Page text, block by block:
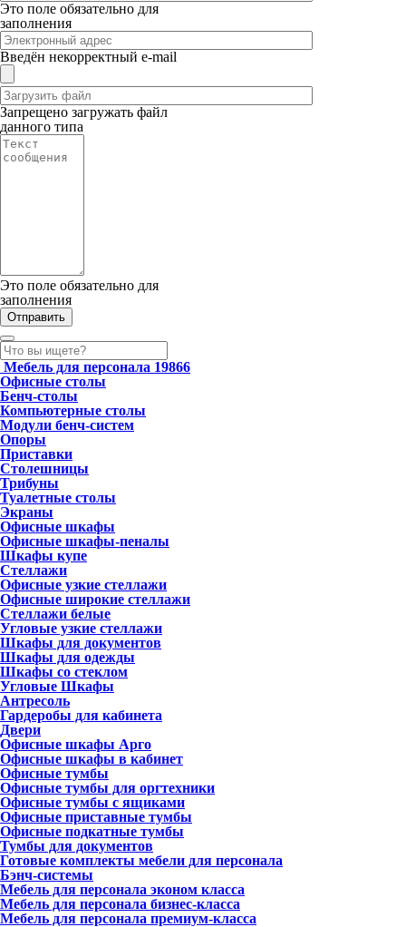
Это поле обязательно для
заполнения
Введён некорректный e-mail
Запрещено загружать файл
данного типа
Это поле обязательно для
заполнения
Мебель для персонала 19866
Офисные столы
Бенч-столы
Компьютерные столы
Модули бенч-систем
Опоры
Приставки
Столешницы
Трибуны
Туалетные столы
Экраны
Офисные шкафы
Офисные шкафы-пеналы
Шкафы купе
Стеллажи
Офисные узкие стеллажи
Офисные широкие стеллажи
Стеллажи белые
Угловые узкие стеллажи
Шкафы для документов
Шкафы для одежды
Шкафы со стеклом
Угловые Шкафы
Антресоль
Гардеробы для кабинета
Двери
Офисные шкафы Арго
Офисные шкафы в кабинет
Офисные тумбы
Офисные тумбы для оргтехники
Офисные тумбы с ящиками
Офисные приставные тумбы
Офисные подкатные тумбы
Тумбы для документов
Готовые комплекты мебели для персонала
Бэнч-системы
Мебель для персонала эконом класса
Мебель для персонала бизнес-класса
Мебель для персонала премиум-класса